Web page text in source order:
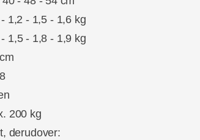
- 1,5 - 1,6 kg
- 1,8 - 1,9 kg
kg